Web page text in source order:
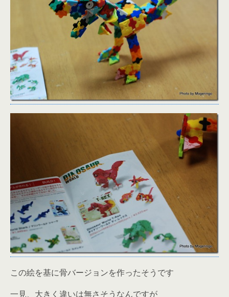
この絵を基に骨バージョンを作ったそうです
一見、大きく違いは無さそうなんですが